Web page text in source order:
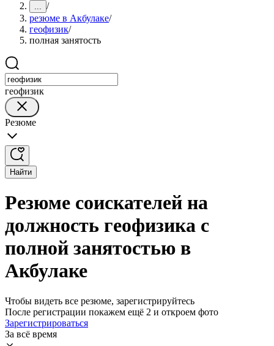
... /
резюме в Акбулаке/
геофизик/
полная занятость
геофизик
Резюме
Найти
Резюме соискателей на
должность геофизика с
полной занятостью в
Акбулаке
Чтобы видеть все резюме, зарегистрируйтесь
После регистрации покажем ещё 2 и откроем фото
Зарегистрироваться
За всё время